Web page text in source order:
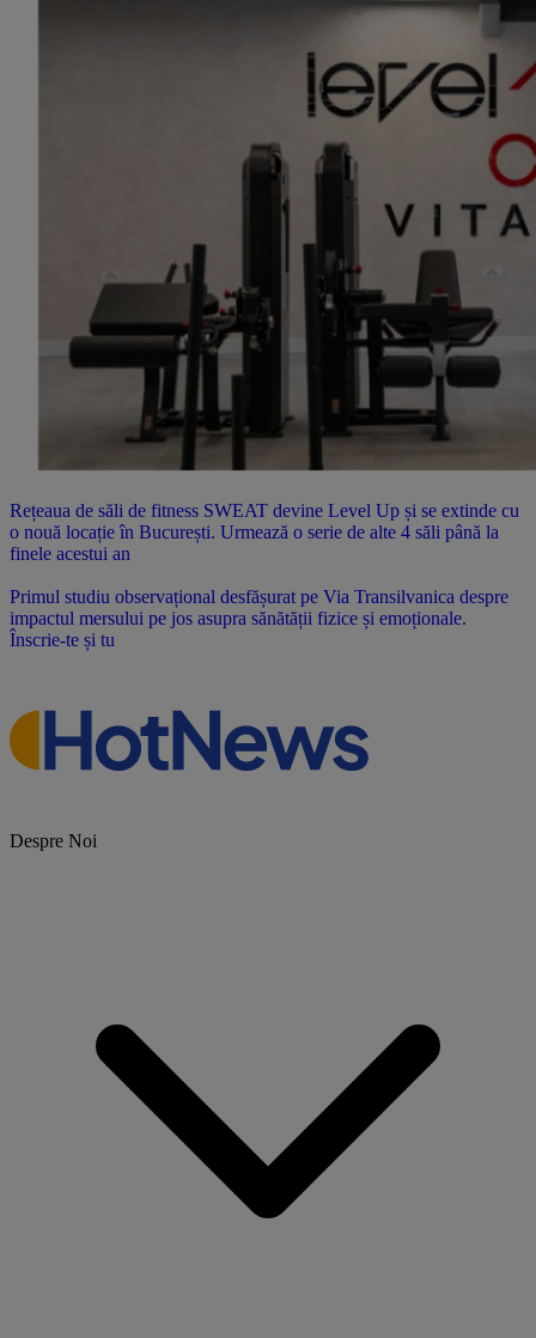
Rețeaua de săli de fitness SWEAT devine Level Up și se extinde cu
o nouă locație în București. Urmează o serie de alte 4 săli până la
finele acestui an
Primul studiu observațional desfășurat pe Via Transilvanica despre
impactul mersului pe jos asupra sănătății fizice și emoționale.
Înscrie-te și tu
Despre Noi